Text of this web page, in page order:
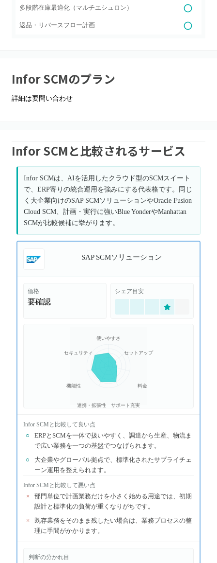
多段階在庫最適化（マルチエシュロン）
返品・リバースフロー計画
Infor SCMのプラン
詳細は要問い合わせ
Infor SCMと比較されるサービス
Infor SCMは、AIを活用したクラウド型のSCMスイート
で、ERP寄りの統合運用を強みにする代表格です。同じ
く大企業向けのSAP SCMソリューションやOracle Fusion
Cloud SCM、計画・実行に強いBlue YonderやManhattan
SCMが比較候補に挙がります。
SAP SCMソリューション
価格
要確認
シェア目安
使いやすさ
セットアップ
料金
サポート充実
連携・拡張性
機能性
セキュリティ
Infor SCM と比較して良い点
○
ERPとSCMを一体で扱いやすく、調達から生産、物流ま
で広い業務を一つの基盤でつなげられます。
○
大企業やグローバル拠点で、標準化されたサプライチェ
ーン運用を整えられます。
Infor SCM と比較して悪い点
×
部門単位で計画業務だけを小さく始める用途では、初期
設計と標準化の負荷が重くなりがちです。
×
既存業務をそのまま残したい場合は、業務プロセスの整
理に手間がかかります。
判断の分かれ目